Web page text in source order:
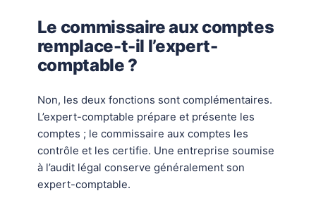
Le commissaire aux comptes
remplace-t-il l’expert-
comptable ?
Non, les deux fonctions sont complémentaires.
L’expert-comptable prépare et présente les
comptes ; le commissaire aux comptes les
contrôle et les certifie. Une entreprise soumise
à l’audit légal conserve généralement son
expert-comptable.